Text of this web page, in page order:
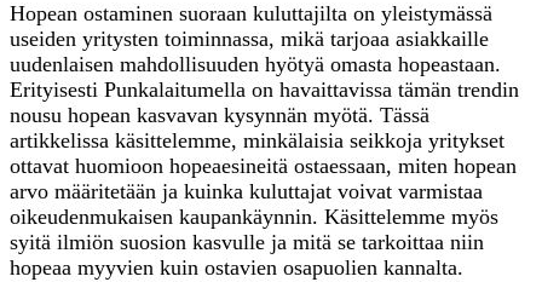
Hopean ostaminen suoraan kuluttajilta on yleistymässä
useiden yritysten toiminnassa, mikä tarjoaa asiakkaille
uudenlaisen mahdollisuuden hyötyä omasta hopeastaan.
Erityisesti Punkalaitumella on havaittavissa tämän trendin
nousu hopean kasvavan kysynnän myötä. Tässä
artikkelissa käsittelemme, minkälaisia seikkoja yritykset
ottavat huomioon hopeaesineitä ostaessaan, miten hopean
arvo määritetään ja kuinka kuluttajat voivat varmistaa
oikeudenmukaisen kaupankäynnin. Käsittelemme myös
syitä ilmiön suosion kasvulle ja mitä se tarkoittaa niin
hopeaa myyvien kuin ostavien osapuolien kannalta.